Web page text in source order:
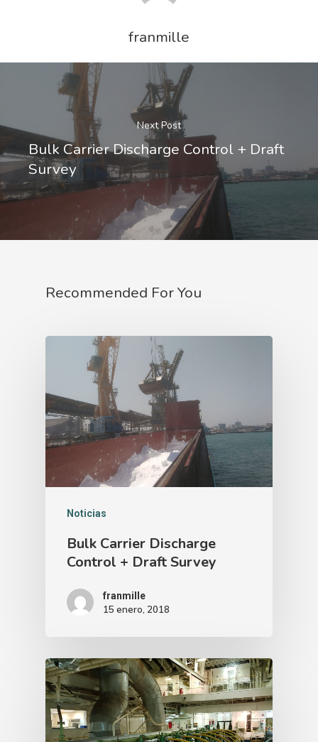
franmille
Next Post
Bulk Carrier Discharge Control + Draft
Survey
Recommended For You
Noticias
Bulk Carrier Discharge
Control + Draft Survey
franmille
15 enero, 2018
Inicio
Sobre
Servicios
Noticias
Contacto: T (24h): +34
711 788
Email: